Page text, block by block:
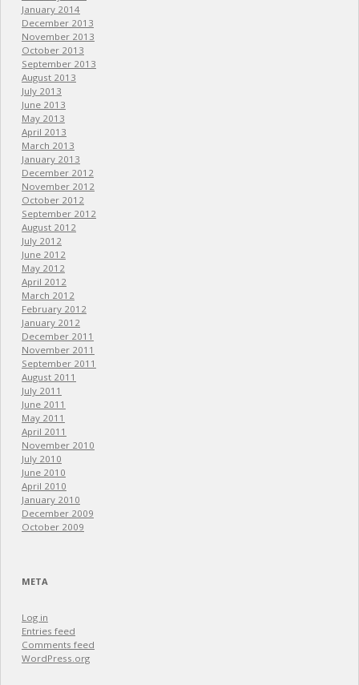
January 2014
December 2013
November 2013
October 2013
September 2013
August 2013
July 2013
June 2013
May 2013
April 2013
March 2013
January 2013
December 2012
November 2012
October 2012
September 2012
August 2012
July 2012
June 2012
May 2012
April 2012
March 2012
February 2012
January 2012
December 2011
November 2011
September 2011
August 2011
July 2011
June 2011
May 2011
April 2011
November 2010
July 2010
June 2010
April 2010
January 2010
December 2009
October 2009
META
Log in
Entries feed
Comments feed
WordPress.org